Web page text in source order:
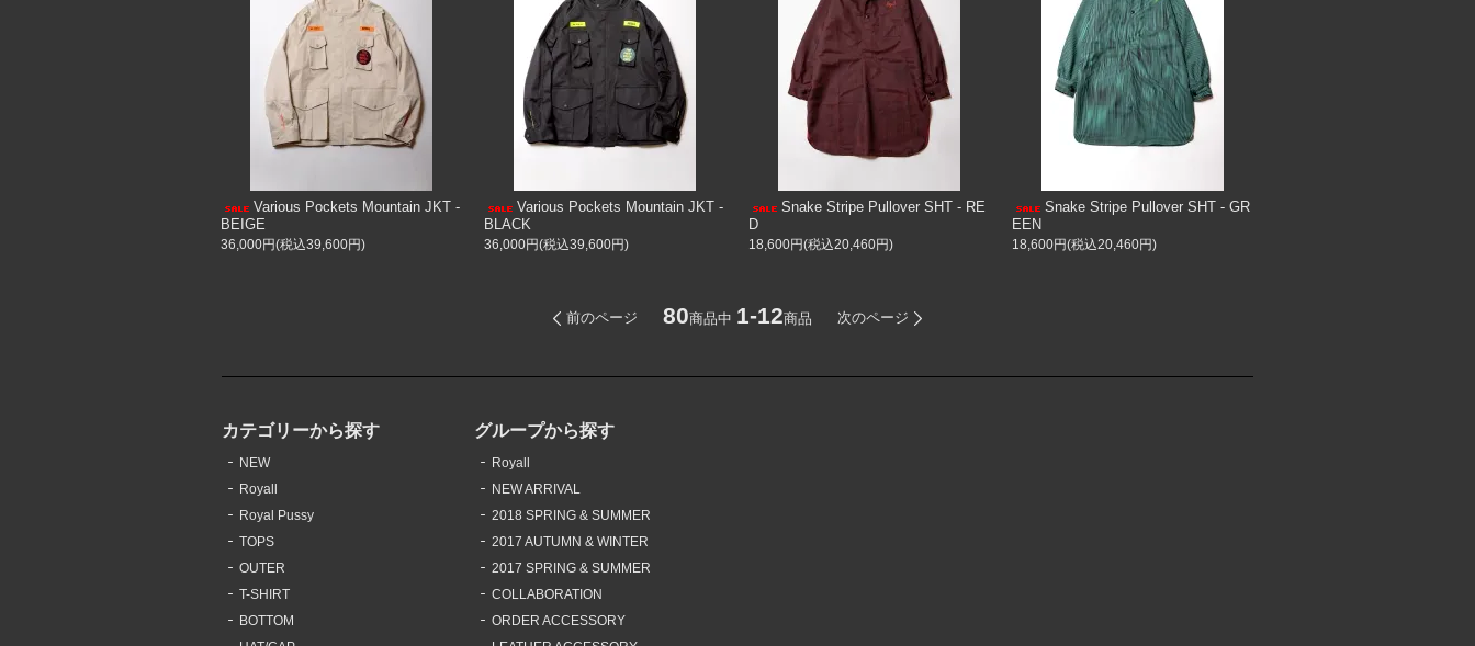
Various Pockets Mountain JKT -
BEIGE
36,000円(税込39,600円)
Various Pockets Mountain JKT -
BLACK
36,000円(税込39,600円)
Snake Stripe Pullover SHT - RE
D
18,600円(税込20,460円)
Snake Stripe Pullover SHT - GR
EEN
18,600円(税込20,460円)
前のページ 80商品中 1-12商品 次のページ
カテゴリーから探す
NEW
Royall
Royal Pussy
TOPS
OUTER
T-SHIRT
BOTTOM
グループから探す
Royall
NEW ARRIVAL
2018 SPRING & SUMMER
2017 AUTUMN & WINTER
2017 SPRING & SUMMER
COLLABORATION
ORDER ACCESSORY